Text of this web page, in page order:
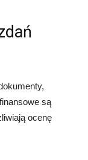
są
ocenę